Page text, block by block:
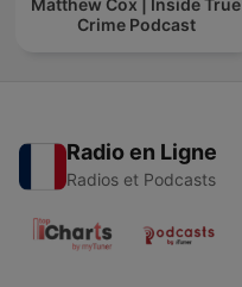
Crime Podcast
Radio en Ligne
Radios et Podcasts